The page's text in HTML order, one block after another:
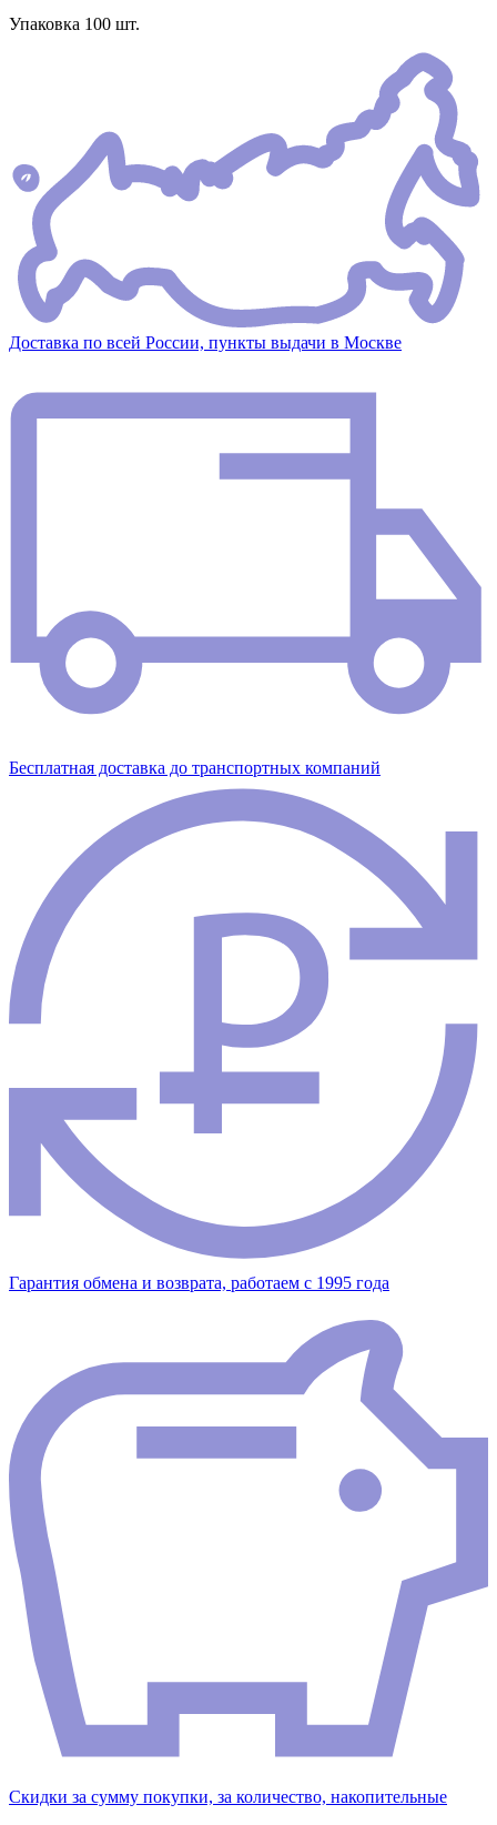
Упаковка 100 шт.
Доставка по всей России, пункты выдачи в Москве
Бесплатная доставка до транспортных компаний
Гарантия обмена и возврата, работаем с 1995 года
Скидки за сумму покупки, за количество, накопительные